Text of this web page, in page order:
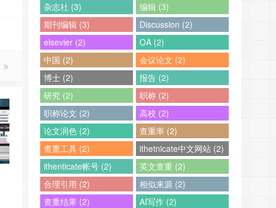
杂志社 (3)
编辑 (3)
期刊编辑 (3)
Discussion (2)
elsevier (2)
OA (2)
中国 (2)
会议论文 (2)
博士 (2)
报告 (2)
研究 (2)
职称 (2)
职称论文 (2)
高校 (2)
论文润色 (2)
查重率 (2)
查重工具 (2)
ithetnicate中文网站 (2)
ithenticate帐号 (2)
英文查重 (2)
合理引用 (2)
相似来源 (2)
查重结果 (2)
AI写作 (2)